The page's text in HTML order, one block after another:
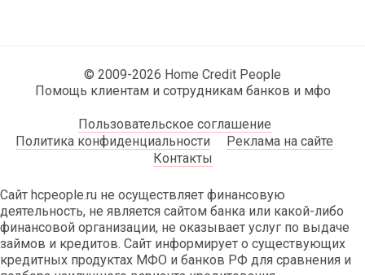
© 2009-2026 Home Credit People
Помощь клиентам и сотрудникам банков и мфо
Пользовательское соглашение
Политика конфиденциальности
Реклама на сайте
Контакты
Сайт hcpeople.ru не осуществляет финансовую
деятельность, не является сайтом банка или какой-либо
финансовой организации, не оказывает услуг по выдаче
займов и кредитов. Сайт информирует о существующих
кредитных продуктах МФО и банков РФ для сравнения и